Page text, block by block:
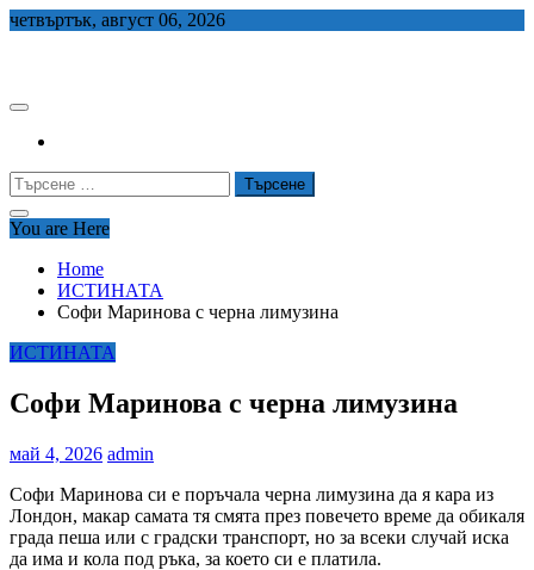
Skip
четвъртък, август 06, 2026
Търсене
за:
You are Here
Home
ИСТИНАТА
Софи Маринова с черна лимузина
ИСТИНАТА
Софи Маринова с черна лимузина
май 4, 2026 admin
Софи Маринова си е поръчала черна лимузина да я кара из
Лондон, макар самата тя смята през повечето време да обикаля
града пеша или с градски транспорт, но за всеки случай иска
да има и кола под ръка, за което си е платила.